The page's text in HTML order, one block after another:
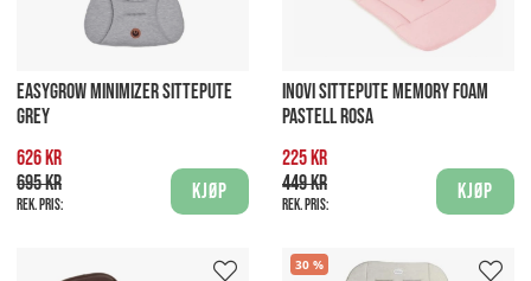
EASYGROW MINIMIZER SITTEPUTE
GREY
626 kr
695 kr
Rek. pris:
Kjøp
INOVI SITTEPUTE MEMORY FOAM
PASTELL ROSA
225 kr
449 kr
Rek. pris:
Kjøp
30